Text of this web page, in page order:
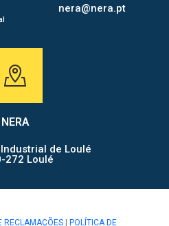
nera@nera.pt
NERA
de Loulé
272 Loulé
RECLAMAÇÕES POLÍTICA DE